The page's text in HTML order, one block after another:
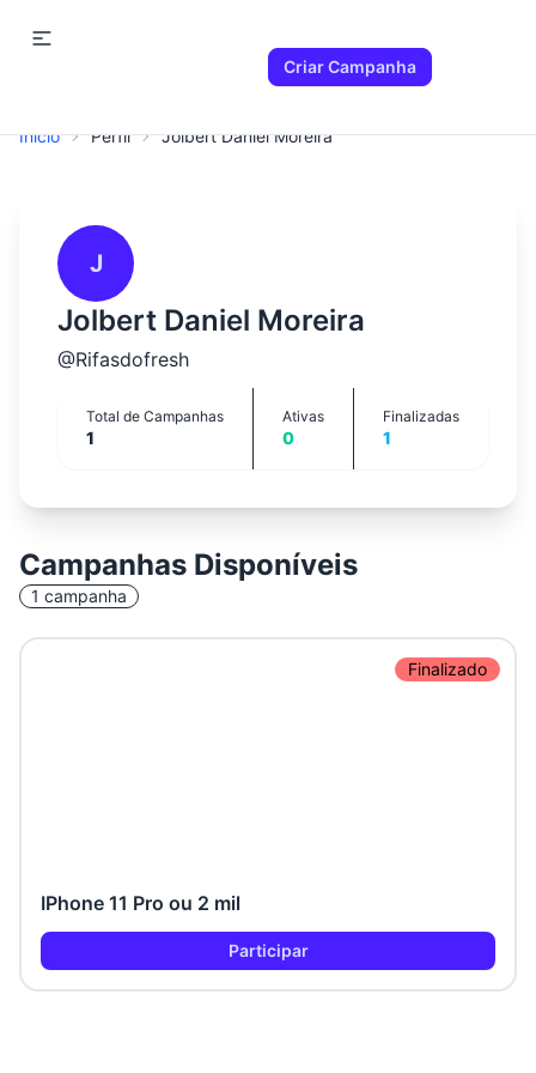
Criar Campanha
Início Perfil Jolbert Daniel Moreira
J
Jolbert Daniel Moreira
@Rifasdofresh
Total de Campanhas
1
Ativas
0
Finalizadas
1
Campanhas Disponíveis
1 campanha
Finalizado
IPhone 11 Pro ou 2 mil
Participar